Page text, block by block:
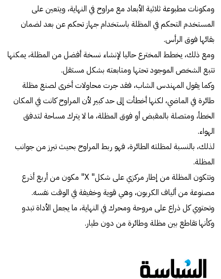
ومكونات مطبوعة ثلاثية الأبعاد مع مراوح في النهاية، ويتعين على
المستخدم التحكم في المظلة باستخدام جهاز تحكم عن بعد لضمان
بقائها فوق الرأس.
ومع ذلك، يخطط المخترع حاليا لإنشاء نسخة أفضل من المظلة، يمكنها
تتبع الشخص الموجود تحتها ومتابعته بشكل مستقل.
وكما يقول المهندس الشاب، فقد جرت محاولات أخرى لصنع مظلة
طائرة في الماضي، لكنها أخطأت إلى حد كبير لأن المراوح كانت في المكان
الخطأ، ومتصلة بالمقبض أو فوق المظلة، ما لا يترك مساحة لتدفق
الهواء.
لذلك، بالنسبة لمظلته الطائرة، فهو ربط المراوح بحيث تبرز من جوانب
المظلة.
وتتكون المظلة من إطار مركزي على شكل" X" مكون من أربع أذرع
مصنوعة من ألياف الكربون، وهي قوية وخفيفة في الوقت نفسه.
وتحتوي كل ذراع على مروحة ومحرك في النهاية، ما يجعل الأداة تبدو
وكأنها تقاطع بين مظلة وطائرة من دون طيار.